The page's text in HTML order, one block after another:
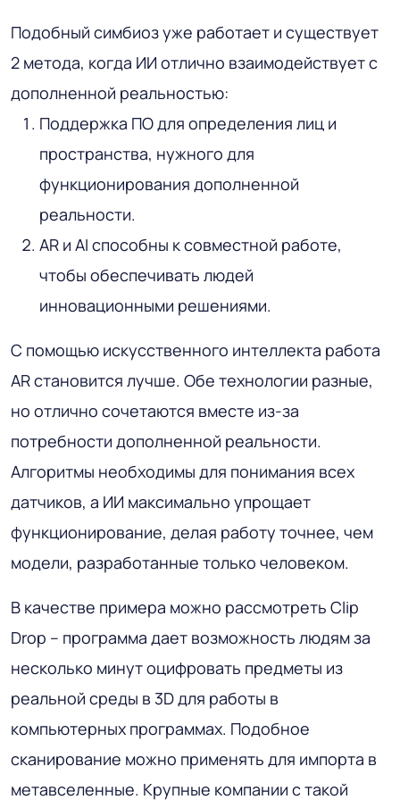
Подобный симбиоз уже работает и существует
2 метода, когда ИИ отлично взаимодействует с
дополненной реальностью:
Поддержка ПО для определения лиц и
пространства, нужного для
функционирования дополненной
реальности.
AR и AI способны к совместной работе,
чтобы обеспечивать людей
инновационными решениями.
С помощью искусственного интеллекта работа
AR становится лучше. Обе технологии разные,
но отлично сочетаются вместе из-за
потребности дополненной реальности.
Алгоритмы необходимы для понимания всех
датчиков, а ИИ максимально упрощает
функционирование, делая работу точнее, чем
модели, разработанные только человеком.
В качестве примера можно рассмотреть Clip
Drop – программа дает возможность людям за
несколько минут оцифровать предметы из
реальной среды в 3D для работы в
компьютерных программах. Подобное
сканирование можно применять для импорта в
метавселенные. Крупные компании с такой